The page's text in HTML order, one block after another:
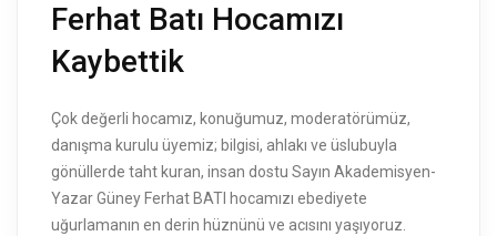
Ferhat Batı Hocamızı
Kaybettik
Çok değerli hocamız, konuğumuz, moderatörümüz,
danışma kurulu üyemiz; bilgisi, ahlakı ve üslubuyla
gönüllerde taht kuran, insan dostu Sayın Akademisyen-
Yazar Güney Ferhat BATI hocamızı ebediyete
uğurlamanın en derin hüznünü ve acısını yaşıyoruz.